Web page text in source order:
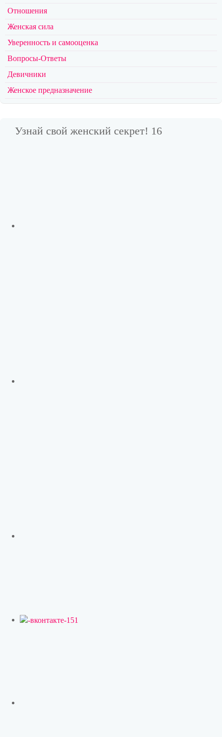
Отношения
Женская сила
Уверенность и самооценка
Вопросы-Ответы
Девичники
Женское предназначение
Узнай свой женский секрет! 16